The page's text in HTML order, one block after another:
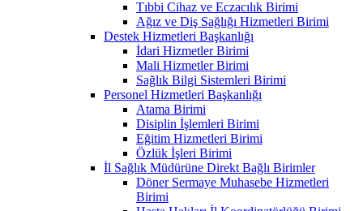
Tıbbi Cihaz ve Eczacılık Birimi
Ağız ve Diş Sağlığı Hizmetleri Birimi
Destek Hizmetleri Başkanlığı
İdari Hizmetler Birimi
Mali Hizmetler Birimi
Sağlık Bilgi Sistemleri Birimi
Personel Hizmetleri Başkanlığı
Atama Birimi
Disiplin İşlemleri Birimi
Eğitim Hizmetleri Birimi
Özlük İşleri Birimi
İl Sağlık Müdürüne Direkt Bağlı Birimler
Döner Sermaye Muhasebe Hizmetleri
Birimi